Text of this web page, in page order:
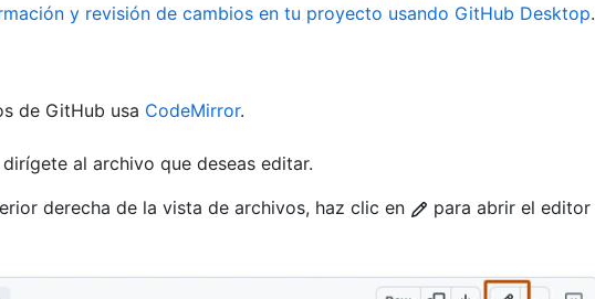
y revisión de cambios en tu proyecto usando GitHub Desktop.
de GitHub usa CodeMirror.
al archivo que deseas editar.
derecha de la vista de archivos, haz clic en
para abrir el editor